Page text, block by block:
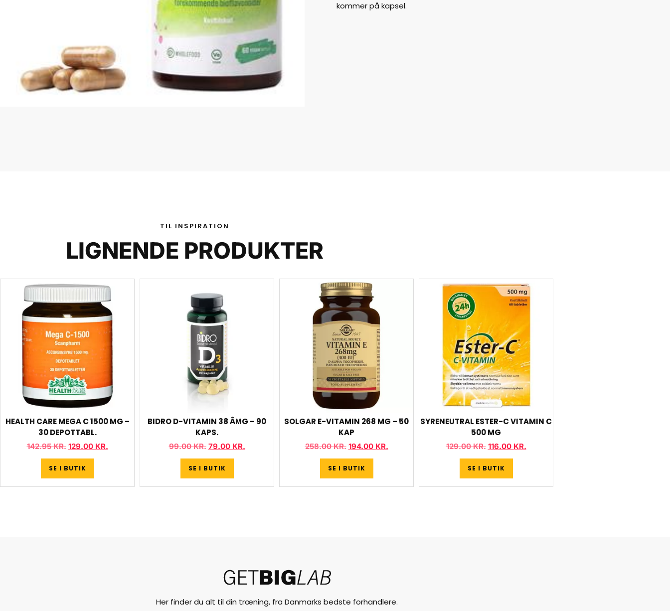
kommer på kapsel.
TIL INSPIRATION
LIGNENDE PRODUKTER
HEALTH CARE MEGA C 1500 MG –
30 DEPOTTABL.
142.95KR. 129.00 KR.
SE I BUTIK
BIDRO D-VITAMIN 38 ÂΜG – 90
KAPS.
99.00KR. 79.00 KR.
SE I BUTIK
SOLGAR E-VITAMIN 268 MG – 50
KAP
258.00KR. 194.00 KR.
SE I BUTIK
SYRENEUTRAL ESTER-C VITAMIN C
500 MG
129.00KR. 116.00 KR.
SE I BUTIK
Her finder du alt til din træning, fra Danmarks bedste forhandlere.